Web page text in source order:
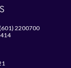
2200700